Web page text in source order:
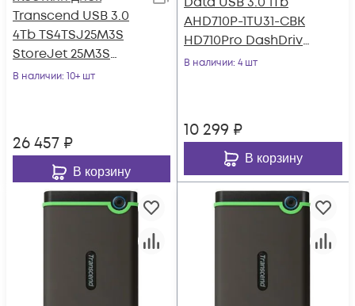
Transcend USB 3.0
4Tb TS4TSJ25M3S
StoreJet 25M3S
(5400rpm) 2.5" серый
В наличии: 10+ шт
26 457 ₽
В корзину
AHD710P-1TU31-CBK
HD710Pro DashDrive
Durable 2.5" черный
В наличии: 4 шт
10 299 ₽
В корзину